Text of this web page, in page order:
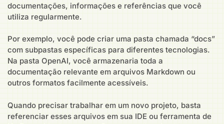
documentações, informações e referências que você
utiliza regularmente.
Por exemplo, você pode criar uma pasta chamada “docs”
com subpastas específicas para diferentes tecnologias.
Na pasta OpenAI, você armazenaria toda a
documentação relevante em arquivos Markdown ou
outros formatos facilmente acessíveis.
Quando precisar trabalhar em um novo projeto, basta
referenciar esses arquivos em sua IDE ou ferramenta de